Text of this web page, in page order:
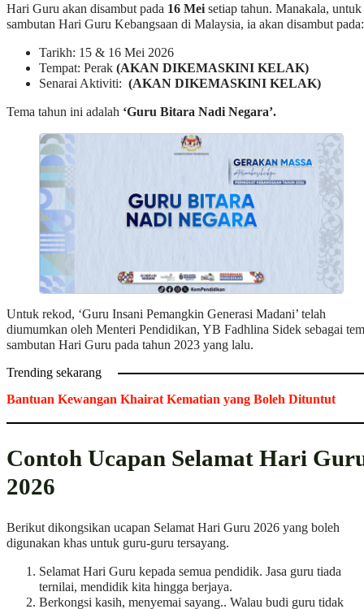
Hari Guru akan disambut pada 16 Meisetiap tahun. Manakala, untuk
sambutan Hari Guru Kebangsaan di Malaysia, ia akan disambut pada:
Tarikh: 15 & 16 Mei 2026
Tempat: Perak (AKAN DIKEMASKINI KELAK)
Senarai Aktiviti: (AKAN DIKEMASKINI KELAK)
Tema tahun ini adalah ‘Guru Bitara Nadi Negara’.
Untuk rekod, ‘Guru Insani Pemangkin Generasi Madani’ telah
diumumkan oleh Menteri Pendidikan, YB Fadhlina Sidek sebagai
sambutan Hari Guru pada tahun 2023 yang lalu.
Trending sekarang
Bantuan Kewangan Khairat Kematian yang Boleh Dituntut
Contoh Ucapan Selamat Hari
2026
Berikut dikongsikan ucapan Selamat Hari Guru 2026 yang boleh
digunakan khas untuk guru-guru tersayang.
Selamat Hari Guru kepada semua pendidik. Jasa guru tiada
ternilai, mendidik kita hingga berjaya.
Berkongsi kasih, menyemai sayang.. Walau budi guru tidak